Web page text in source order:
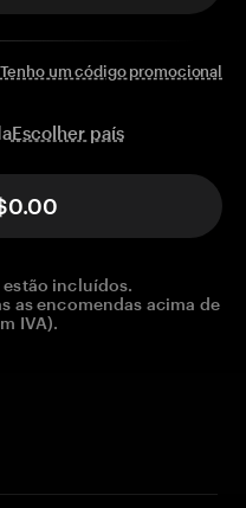
Tenho um código promocional
Escolher país
estão incluídos.
as encomendas acima de
IVA).